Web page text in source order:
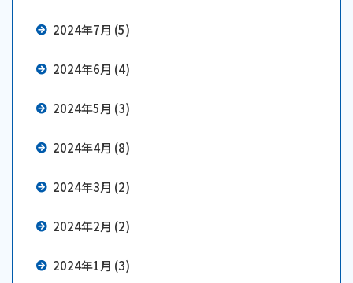
2024年7月 (5)
2024年6月 (4)
2024年5月 (3)
2024年4月 (8)
2024年3月 (2)
2024年2月 (2)
2024年1月 (3)